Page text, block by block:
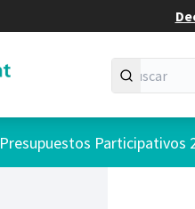
Presupuestos Participativos